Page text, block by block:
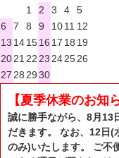
1
2 3 4
5
6
7 8 9 1011 12
13 141516 17 18 19
2021 22 23 242526
27 28 2930
【夏季休業のお知
誠に勝手ながら、8月13
だきます。 なお、12日(
のみ)いたします。 ご不